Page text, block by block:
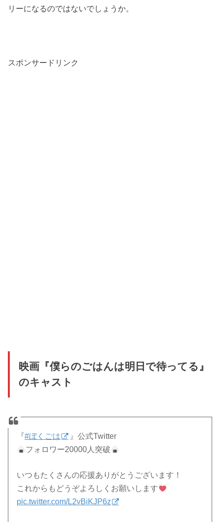
リーになるのではないでしょうか。
スポンサードリンク
映画『僕らのごはんは明日で待ってる』
のキャスト
『#ぼくごは
』公式Twitter
フォロワー20000人突破
いつもたくさんの応援ありがとうございます！
これからもどうぞよろしくお願いします
pic.twitter.com/L2vBiKJP6z